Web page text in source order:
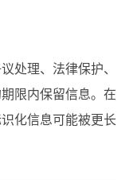
处理、法律保护、
限内保留信息。在
化信息可能被更长